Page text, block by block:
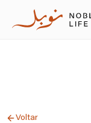
Voltar